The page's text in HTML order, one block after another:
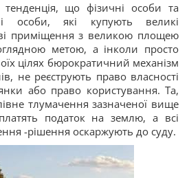
що фізичні особи та
особи, які купують великі
приміщення з великою площею
метою, а інколи просто
цілях бюрократичний механізм
не реєструють право власності
або право користування. Та,
тлумачення зазначеної вище
податок на землю, а всі
-рішення оскаржують до суду.